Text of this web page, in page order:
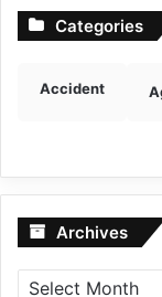
Categories
Accident
Archives